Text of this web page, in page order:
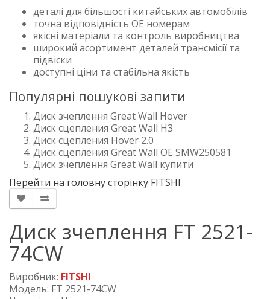
деталі для більшості китайських автомобілів
точна відповідність OE номерам
якісні матеріали та контроль виробництва
широкий асортимент деталей трансмісії та
підвіски
доступні ціни та стабільна якість
Популярні пошукові запити
Диск зчеплення Great Wall Hover
Диск сцепления Great Wall H3
Диск сцепления Hover 2.0
Диск сцепления Great Wall OE SMW250581
Диск зчеплення Great Wall купити
Перейти на головну сторінку FITSHI
Диск зчеплення FT 2521-
74CW
Виробник: FITSHI
Модель: FT 2521-74CW